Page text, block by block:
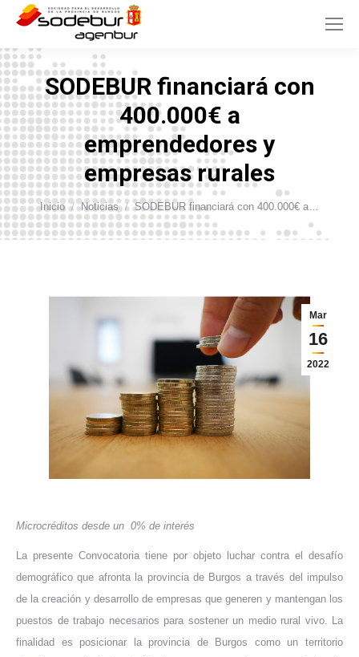
SODEBUR financiará con
400.000€ a
emprendedores y
empresas rurales
Estás aquí:
Inicio Noticias SODEBUR financiará con 400.000€ a…
Mar
16
2022
Microcréditos desde un 0% de interés
La presente Convocatoria tiene por objeto luchar contra el desafío
demográfico que afronta la provincia de Burgos a través del impulso
de la creación y desarrollo de empresas que generen y mantengan los
puestos de trabajo necesarios para sostener un medio rural vivo. La
finalidad es posicionar la provincia de Burgos como un territorio